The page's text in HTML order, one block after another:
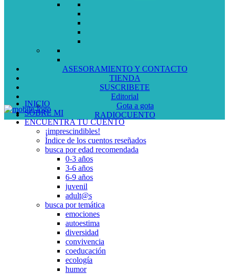
ASESORAMIENTO Y CONTACTO
TIENDA
SUSCRIBETE
Editorial
Gota a gota
RADIOCUENTO
INICIO
SOBRE MI
ENCUENTRA TU CUENTO
¡imprescindibles!
Índice de los cuentos reseñados
busca por edad recomendada
0-3 años
3-6 años
6-9 años
juvenil
adult@s
busca por temática
emociones
autoestima
diversidad
convivencia
coeducación
ecología
humor